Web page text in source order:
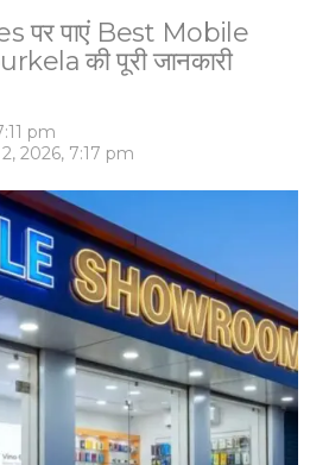
पर पाएं Best Mobile
की पूरी जानकारी
pm
2026, 7:17 pm